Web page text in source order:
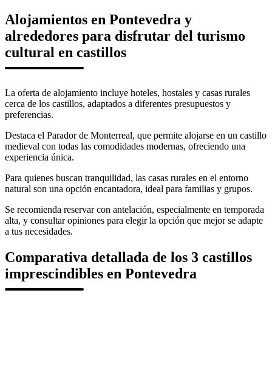
Alojamientos en Pontevedra y
alrededores para disfrutar del turismo
cultural en castillos
La oferta de alojamiento incluye hoteles, hostales y casas rurales
cerca de los castillos, adaptados a diferentes presupuestos y
preferencias.
Destaca el Parador de Monterreal, que permite alojarse en un castillo
medieval con todas las comodidades modernas, ofreciendo una
experiencia única.
Para quienes buscan tranquilidad, las casas rurales en el entorno
natural son una opción encantadora, ideal para familias y grupos.
Se recomienda reservar con antelación, especialmente en temporada
alta, y consultar opiniones para elegir la opción que mejor se adapte
a tus necesidades.
Comparativa detallada de los 3 castillos
imprescindibles en Pontevedra